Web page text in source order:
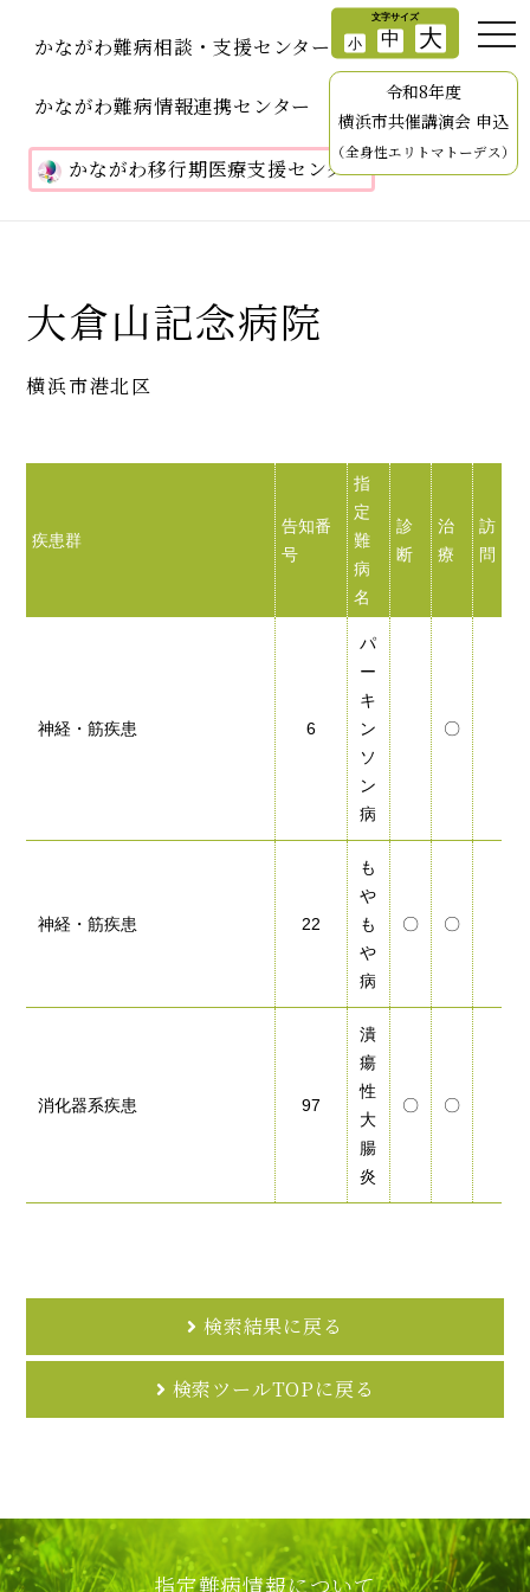
かながわ難病相談・支援センター
かながわ難病情報連携センター
かながわ移行期医療支援センター
令和8年度
横浜市共催講演会 申込
（全身性エリトマトーデス）
大倉山記念病院
横浜市港北区
疾患群
告知番
号
指
定
難
病
名
診
断
治
療
訪
問
神経・筋疾患 6
パ
ー
キ
ン
ソ
ン
病
〇
神経・筋疾患 22
も
や
も
や
病
〇 〇
消化器系疾患 97
潰
瘍
性
大
腸
炎
〇 〇
検索結果に戻る
検索ツールTOPに戻る
指定難病情報について